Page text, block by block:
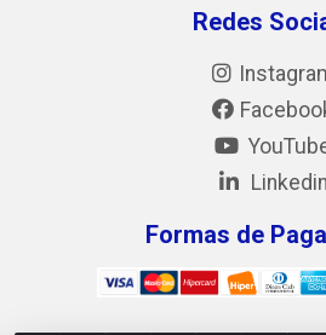
Redes
Linkedin
Formas de